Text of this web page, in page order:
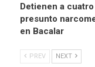
Detienen a
presunto
en Bacalar
PREV NEXT